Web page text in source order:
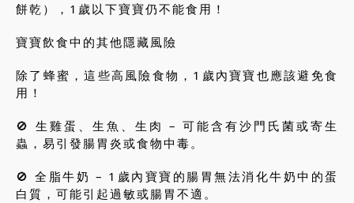
餅乾），1歲以下寶寶仍不能食用！
寶寶飲食中的其他隱藏風險
除了蜂蜜，這些高風險食物，1歲內寶寶也應該避免食
用！
🚫 生雞蛋、生魚、生肉 – 可能含有沙門氏菌或寄生
蟲，易引發腸胃炎或食物中毒。
🚫 全脂牛奶 – 1歲內寶寶的腸胃無法消化牛奶中的蛋
白質，可能引起過敏或腸胃不適。